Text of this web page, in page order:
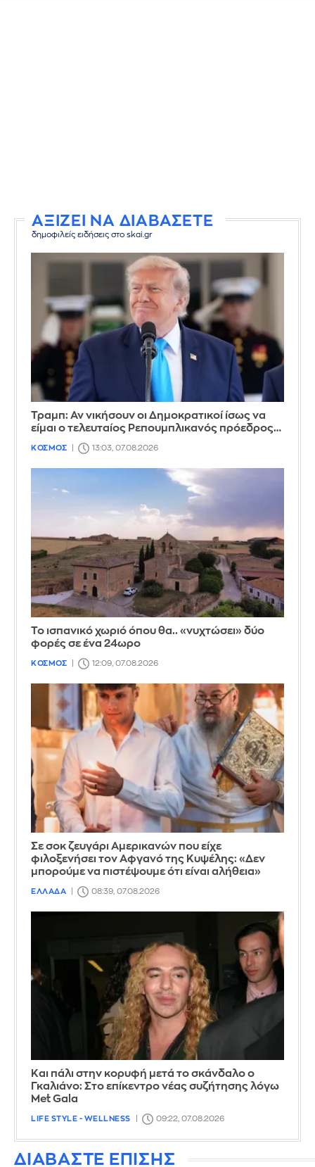
ΑΞΙΖΕΙ ΝΑ ΔΙΑΒΑΣΕΤΕ
δημοφιλείς ειδήσεις στο skai.gr
Τραμπ: Αν νικήσουν οι Δημοκρατικοί ίσως να
είμαι ο τελευταίος Ρεπουμπλικανός πρόεδρος…
ΚΟΣΜΟΣ 13:03, 07.08.2026
Το ισπανικό χωριό όπου θα.. «νυχτώσει» δύο
φορές σε ένα 24ωρο
ΚΟΣΜΟΣ 12:09, 07.08.2026
Σε σοκ ζευγάρι Αμερικανών που είχε
φιλοξενήσει τον Αφγανό της Κυψέλης: «Δεν
μπορούμε να πιστέψουμε ότι είναι αλήθεια»
ΕΛΛΑΔΑ 08:39, 07.08.2026
Και πάλι στην κορυφή μετά το σκάνδαλο ο
Γκαλιάνο: Στο επίκεντρο νέας συζήτησης λόγω
Met Gala
LIFE STYLE - WELLNESS 09:22, 07.08.2026
ΔΙΑΒΑΣΤΕ ΕΠΙΣΗΣ